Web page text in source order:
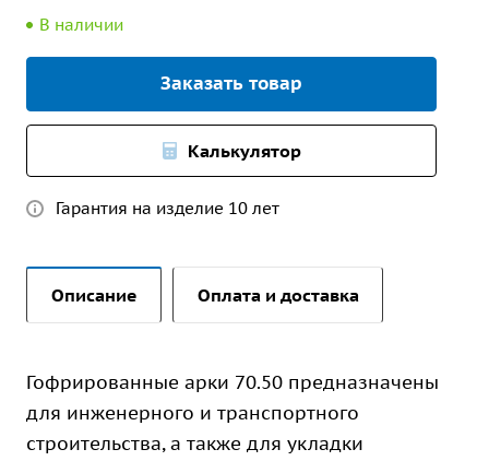
В наличии
Заказать товар
Калькулятор
Гарантия на изделие 10 лет
Описание Оплата и доставка
Гофрированные арки 70.50 предназначены
для инженерного и транспортного
строительства, а также для укладки